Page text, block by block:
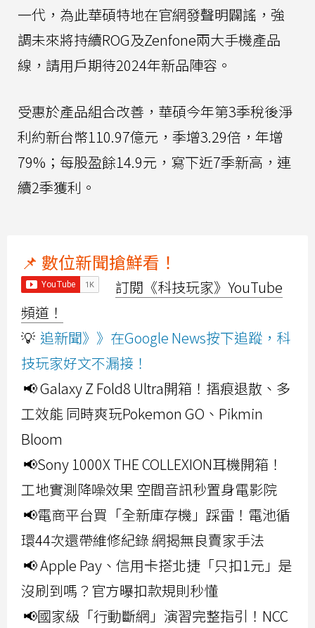
一代，為此華碩特地在官網發聲明闢謠，強
調未來將持續ROG及Zenfone兩大手機產品
線，請用戶期待2024年新品陣容。
受惠於產品組合改善，華碩今年第3季稅後淨
利約新台幣110.97億元，季增3.29倍，年增
79%；每股盈餘14.9元，寫下近7季新高，連
續2季獲利。
📌 數位新聞搶鮮看！
訂閱《科技玩家》YouTube
頻道！
💡 追新聞》》在Google News按下追蹤，科
技玩家好文不漏接！
📢 Galaxy Z Fold8 Ultra開箱！摺痕退散、多
工效能 同時爽玩Pokemon GO、Pikmin
Bloom
📢Sony 1000X THE COLLEXION耳機開箱！
工地實測降噪效果 空間音訊秒置身電影院
📢電商平台買「全新庫存機」踩雷！電池循
環44次還帶維修紀錄 網揭無良賣家手法
📢 Apple Pay、信用卡搭北捷「只扣1元」是
沒刷到嗎？官方曝扣款規則秒懂
📢國家級「行動斷網」演習完整指引！NCC